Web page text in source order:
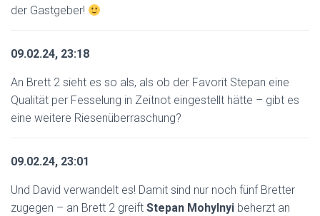
der Gastgeber!
09.02.24, 23:18
An Brett 2 sieht es so als, als ob der Favorit Stepan eine
Qualität per Fesselung in Zeitnot eingestellt hätte – gibt es
eine weitere Riesenüberraschung?
09.02.24, 23:01
Und David verwandelt es! Damit sind nur noch fünf Bretter
zugegen – an Brett 2 greift Stepan Mohylnyi beherzt an